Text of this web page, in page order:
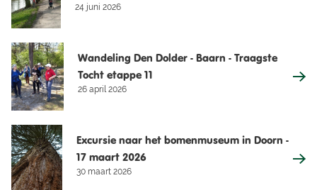
24 juni 2026
Wandeling Den Dolder - Baarn - Traagste
Tocht etappe 11
26 april 2026
Excursie naar het bomenmuseum in Doorn -
17 maart 2026
30 maart 2026